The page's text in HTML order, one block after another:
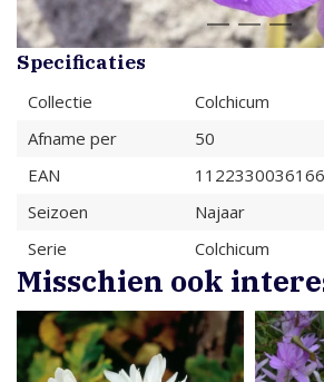
Specificaties
Collectie
Colchicum
Afname per
50
EAN
1122330036166
Seizoen
Najaar
Serie
Colchicum
Misschien ook